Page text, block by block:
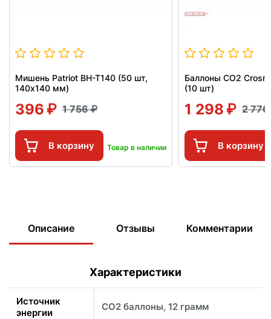
Мишень Patriot BH-T140 (50 шт,
140x140 мм)
396 1 756
В корзину Товар в наличии
Баллоны СО2
(10 шт)
1 298 2 776
В корзину
Описание Отзывы Комментарии
Характеристики
Источник
энергии
CO2 баллоны, 12 грамм